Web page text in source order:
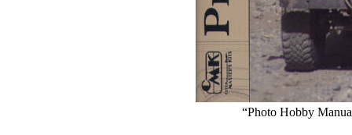
“Photo Hobby